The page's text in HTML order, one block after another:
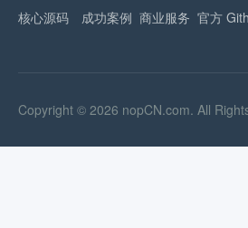
核心源码
成功案例 商业服务 官方
Copyright © 2026 nopCN.com. All